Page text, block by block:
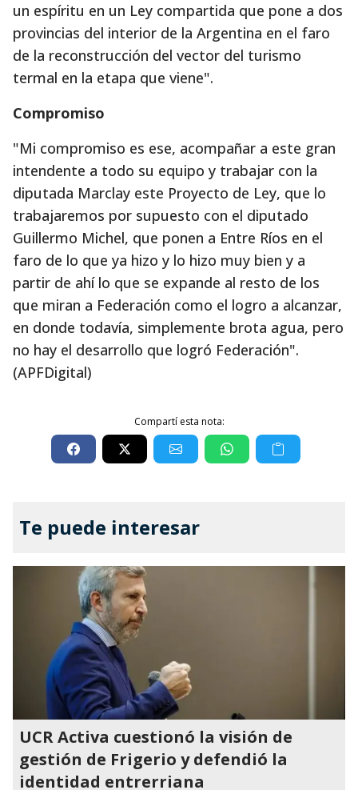
un espíritu en un Ley compartida que pone a dos
provincias del interior de la Argentina en el faro
de la reconstrucción del vector del turismo
termal en la etapa que viene".
Compromiso
"Mi compromiso es ese, acompañar a este gran
intendente a todo su equipo y trabajar con la
diputada Marclay este Proyecto de Ley, que lo
trabajaremos por supuesto con el diputado
Guillermo Michel, que ponen a Entre Ríos en el
faro de lo que ya hizo y lo hizo muy bien y a
partir de ahí lo que se expande al resto de los
que miran a Federación como el logro a alcanzar,
en donde todavía, simplemente brota agua, pero
no hay el desarrollo que logró Federación".
(APFDigital)
Compartí esta nota:
Te puede interesar
UCR Activa cuestionó la visión de
gestión de Frigerio y defendió la
identidad entrerriana